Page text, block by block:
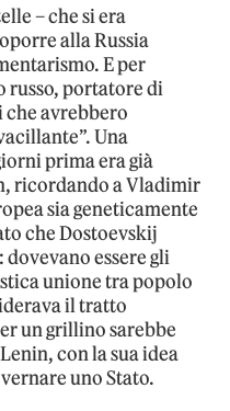
– che si era
alla Russia
E per
russo, portatore di
avrebbero
Una
prima era già
ricordando a Vladimir
sia geneticamente
che Dostoevskij
essere gli
unione tra popolo
il tratto
un grillino sarebbe
con la sua idea
uno Stato.